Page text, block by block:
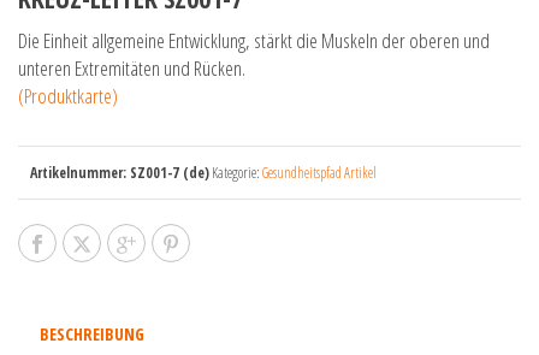
Die Einheit allgemeine Entwicklung, stärkt die Muskeln der oberen und
unteren Extremitäten und Rücken.
(Produktkarte)
Artikelnummer: SZ001-7 (de)Kategorie:Gesundheitspfad Artikel
BESCHREIBUNG